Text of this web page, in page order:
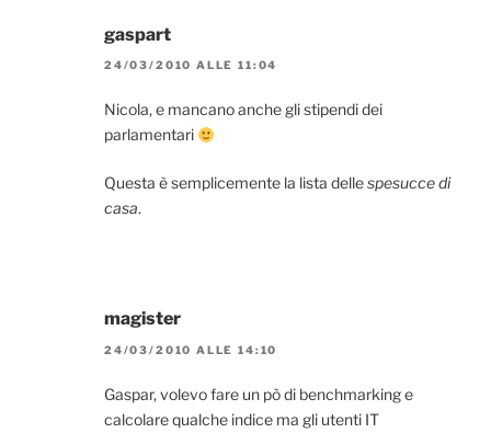
gaspart
24/03/2010 ALLE 11:04
Nicola, e mancano anche gli stipendi dei
parlamentari
Questa è semplicemente la lista dellespesucce di
casa.
magister
24/03/2010 ALLE 14:10
Gaspar, volevo fare un pò di benchmarking e
calcolare qualche indice ma gli utenti IT